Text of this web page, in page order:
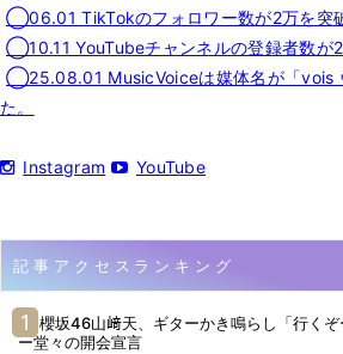
◯06.01 TikTokのフォロワー数が2万を突
◯10.11 YouTubeチャンネルの登録者数が
◯25.08.01 MusicVoiceは媒体名が「vois
た。
Instagram YouTube
記事アクセスランキング
櫻坂46山﨑天、ギターかき鳴らし「行く
ー堂々の開会宣言